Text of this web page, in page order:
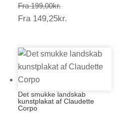
Fra 199,00kr.Prisinterval:
199,00kr.
Fra 149,25kr.
Det smukke landskab
kunstplakat af Claudette
Corpo